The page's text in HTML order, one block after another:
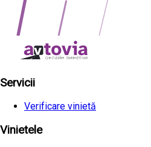
Servicii
Verificare vinietă
Vinietele